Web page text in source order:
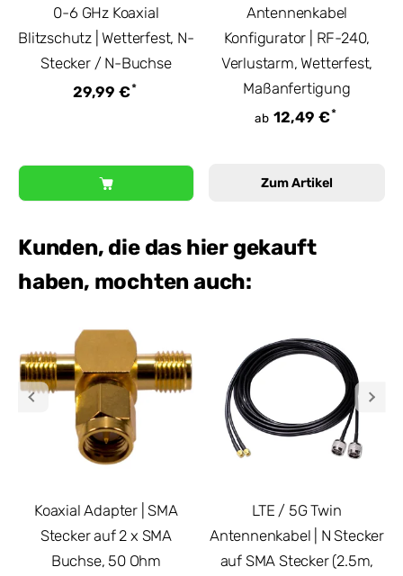
0-6 GHz Koaxial
Blitzschutz | Wetterfest, N-
Stecker / N-Buchse
29,99 €*
Antennenkabel
Konfigurator | RF-240,
Verlustarm, Wetterfest,
Maßanfertigung
ab 12,49 €*
Zum Artikel
Kunden, die das hier gekauft
haben, mochten auch:
Koaxial Adapter | SMA
Stecker auf 2 x SMA
Buchse, 50 Ohm
LTE / 5G Twin
Antennenkabel | N Stecker
auf SMA Stecker (2.5m,